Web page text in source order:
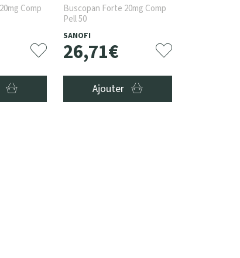
Comp
Buscopan Forte 20mg Comp
Pell 50
SANOFI
26,71€
Ajouter